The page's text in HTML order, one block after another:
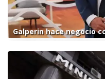
Galperin hace negocio